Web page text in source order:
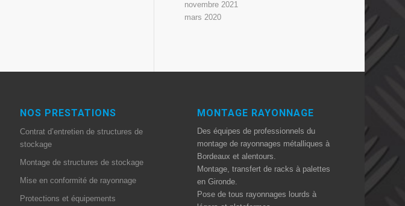
novembre 2021
mars 2020
NOS PRESTATIONS
Contrat d’entretien de structures de
stockage
Montage de structures de stockage
Mise en conformité de rayonnage
Protections et équipements
MONTAGE RAYONNAGE
Des équipes de professionnels du
montage de rayonnages métalliques à
Bordeaux et alentours.
Montage, transfert de racks à palettes
en Gironde.
Pose de tous rayonnages lourds à